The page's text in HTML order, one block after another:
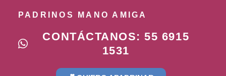
PADRINOS MANO AMIGA
CONTÁCTANOS: 55 6915
1531